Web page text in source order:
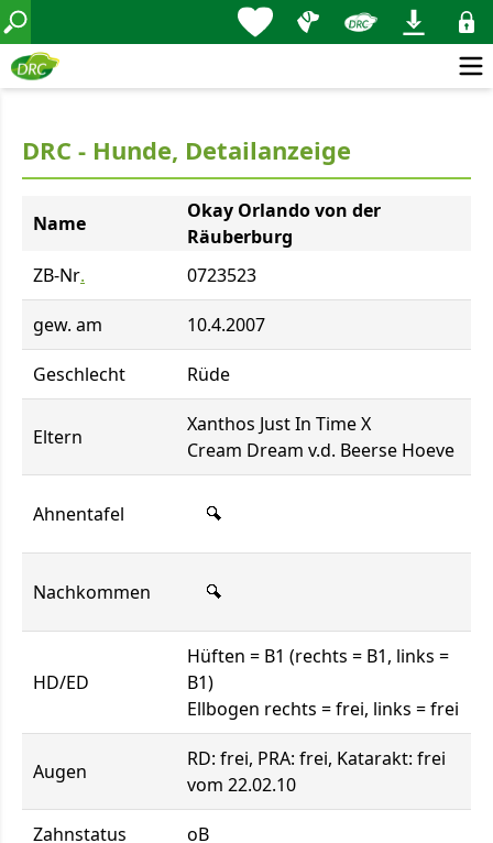
DRC - Hunde, Detailanzeige
Name
Okay Orlando von der
Räuberburg
ZB-Nr. 0723523
gew. am 10.4.2007
Geschlecht Rüde
Eltern
Xanthos Just In Time X
Cream Dream v.d. Beerse Hoeve
Ahnentafel
Nachkommen
HD/ED
Hüften = B1 (rechts = B1, links =
B1)
Ellbogen rechts = frei, links = frei
Augen
RD: frei, PRA: frei, Katarakt: frei
vom 22.02.10
Zahnstatus oB